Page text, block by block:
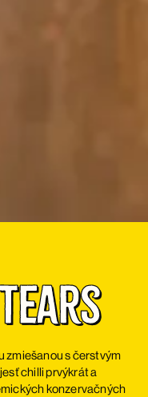
zmiešanou s čerstvým
chilli prvýkrát a
konzervačných